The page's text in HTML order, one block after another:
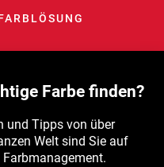
Farbe finden?
und Tipps von über
Welt sind Sie auf